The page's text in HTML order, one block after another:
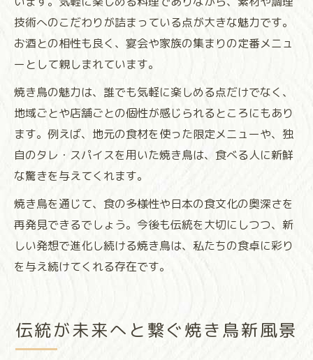
技術へのこだわりが詰まっている点が大きな魅力です。
お酒との相性も良く、宴会や家族の集まりの定番メニュ
ーとして親しまれています。
焼き鳥の魅力は、誰でも気軽に楽しめる点だけでなく、
地域ごとや店舗ごとの個性が感じられるところにもあり
ます。例えば、地元の食材を使った限定メニューや、独
自のタレ・スパイスを用いた焼き鳥は、食べる人に新鮮
な驚きを与えてくれます。
焼き鳥を通じて、食の多様性や日本の食文化の奥深さを
再発見できるでしょう。今後も伝統を大切にしつつ、新
しい発想で進化し続ける焼き鳥は、私たちの食卓に彩り
を与え続けてくれる存在です。
伝統が未来へと繋ぐ焼き鳥新風景